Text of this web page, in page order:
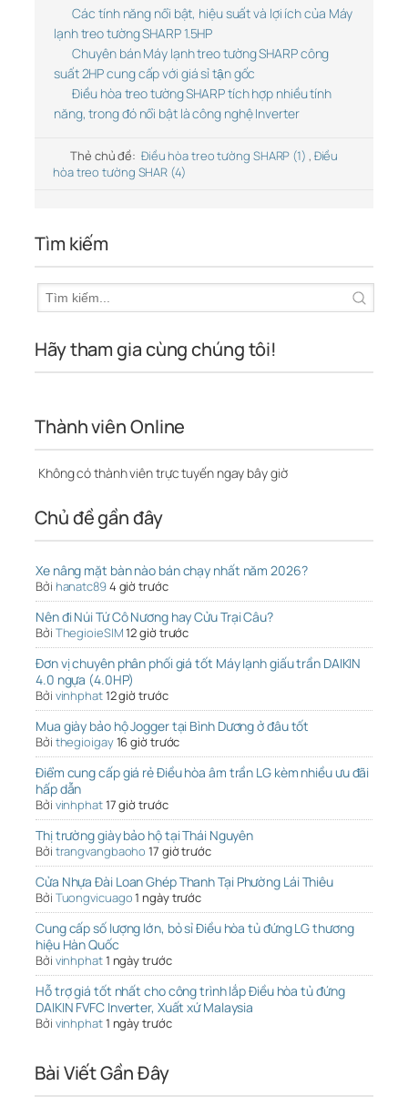
Các tính năng nổi bật, hiệu suất và lợi ích của Máy
lạnh treo tường SHARP 1.5HP
Chuyên bán Máy lạnh treo tường SHARP công
suất 2HP cung cấp với giá sỉ tận gốc
Điều hòa treo tường SHARP tích hợp nhiều tính
năng, trong đó nổi bật là công nghệ Inverter
Thẻ chủ đề: Điều hòa treo tường SHARP (1) , Điều
hòa treo tường SHAR (4)
Tìm kiếm
Hãy tham gia cùng chúng tôi!
Thành viên Online
Không có thành viên trực tuyến ngay bây giờ
Chủ đề gần đây
Xe nâng mặt bàn nào bán chạy nhất năm 2026?
Bởi hanatc894 giờ trước
Nên đi Núi Tứ Cô Nương hay Cửu Trại Câu?
Bởi ThegioieSIM12 giờ trước
Đơn vị chuyên phân phối giá tốt Máy lạnh giấu trần DAIKIN
4.0 ngựa (4.0HP)
Bởi vinhphat12 giờ trước
Mua giày bảo hộ Jogger tại Bình Dương ở đâu tốt
Bởi thegioigay16 giờ trước
Điểm cung cấp giá rẻ Điều hòa âm trần LG kèm nhiều ưu đãi
hấp dẫn
Bởi vinhphat17 giờ trước
Thị trường giày bảo hộ tại Thái Nguyên
Bởi trangvangbaoho 17 giờ trước
Cửa Nhựa Đài Loan Ghép Thanh Tại Phường Lái Thiêu
Bởi Tuongvicuago1 ngày trước
Cung cấp số lượng lớn, bỏ sỉ Điều hòa tủ đứng LG thương
hiệu Hàn Quốc
Bởi vinhphat1 ngày trước
Hỗ trợ giá tốt nhất cho công trình lắp Điều hòa tủ đứng
DAIKIN FVFC Inverter, Xuất xứ Malaysia
Bởi vinhphat1 ngày trước
Bài Viết Gần Đây